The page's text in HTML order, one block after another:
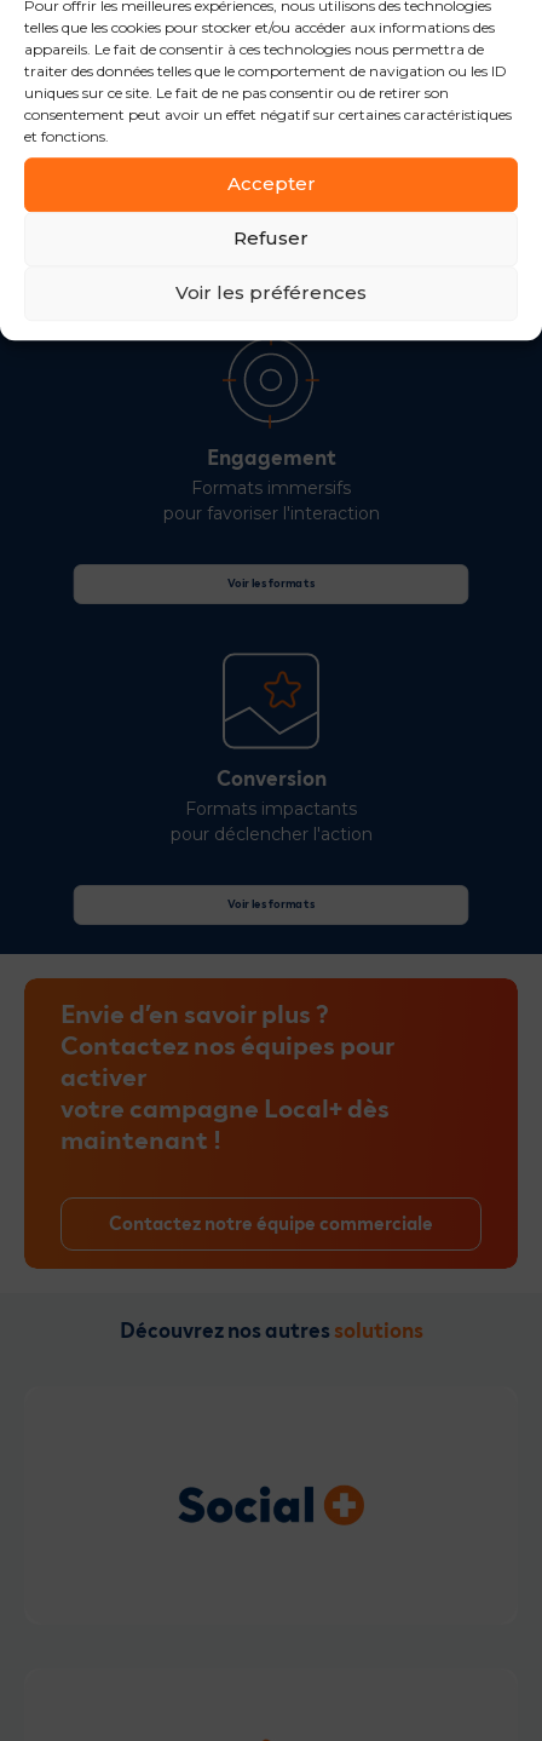
Pour offrir les meilleures expériences, nous utilisons des technologies
telles que les cookies pour stocker et/ou accéder aux informations des
appareils. Le fait de consentir à ces technologies nous permettra de
traiter des données telles que le comportement de navigation ou les ID
uniques sur ce site. Le fait de ne pas consentir ou de retirer son
consentement peut avoir un effet négatif sur certaines caractéristiques
et fonctions.
Accepter
Refuser
Voir les préférences
pour capter l’attention
Engagement
Formats immersifs
pour favoriser l'interaction
Voir les formats
Conversion
Formats impactants
pour déclencher l'action
Voir les formats
Envie d’en savoir plus ?
Contactez nos équipes pour
activer
votre campagne Local+ dès
maintenant !
Contactez notre équipe commerciale
Découvrez nos autres solutions